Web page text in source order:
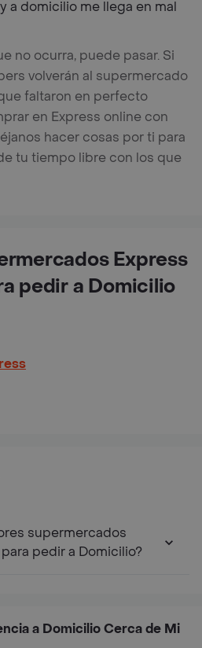
a domicilio me llega en mal
no ocurra, puede pasar. Si
volverán al supermercado
faltaron en perfecto
en Express online con
hacer cosas por ti para
tu tiempo libre con los que
Express
pedir a Domicilio
supermercados
pedir a Domicilio?
a Domicilio Cerca de Mi